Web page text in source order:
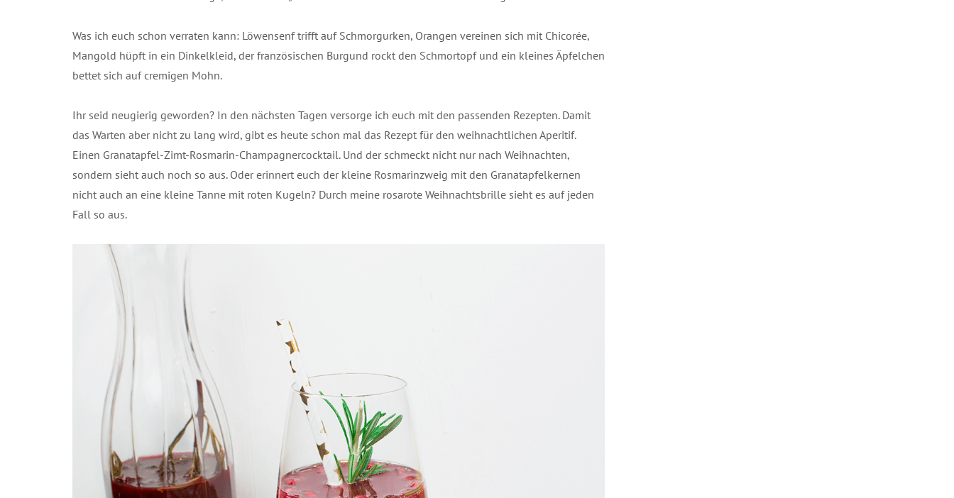
Was ich euch schon verraten kann: Löwensenf trifft auf Schmorgurken, Orangen vereinen sich mit Chicorée,
Mangold hüpft in ein Dinkelkleid, der französischen Burgund rockt den Schmortopf und ein kleines Äpfelchen
bettet sich auf cremigen Mohn.
Ihr seid neugierig geworden? In den nächsten Tagen versorge ich euch mit den passenden Rezepten. Damit
das Warten aber nicht zu lang wird, gibt es heute schon mal das Rezept für den weihnachtlichen Aperitif.
Einen Granatapfel-Zimt-Rosmarin-Champagnercocktail. Und der schmeckt nicht nur nach Weihnachten,
sondern sieht auch noch so aus. Oder erinnert euch der kleine Rosmarinzweig mit den Granatapfelkernen
nicht auch an eine kleine Tanne mit roten Kugeln? Durch meine rosarote Weihnachtsbrille sieht es auf jeden
Fall so aus.